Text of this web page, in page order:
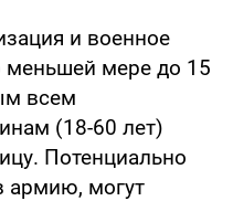
и военное
мере до 15
всем
(18-60 лет)
Потенциально
армию, могут